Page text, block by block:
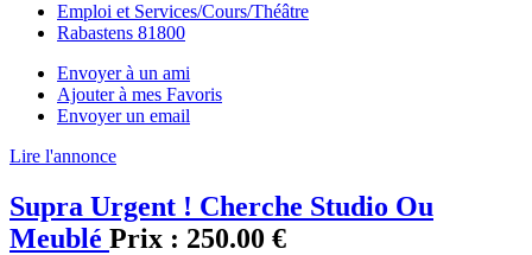
Emploi et Services/Cours/Théâtre
Rabastens 81800
Envoyer à un ami
Ajouter à mes Favoris
Envoyer un email
Lire l'annonce
Supra Urgent ! Cherche Studio Ou
Meublé Prix : 250.00 €